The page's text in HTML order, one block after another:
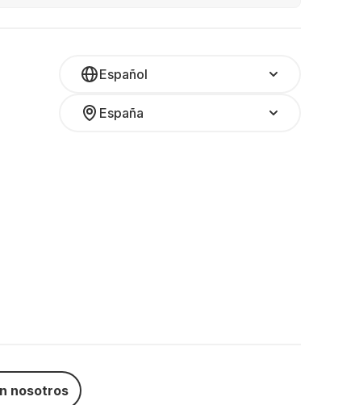
Español
España
nosotros